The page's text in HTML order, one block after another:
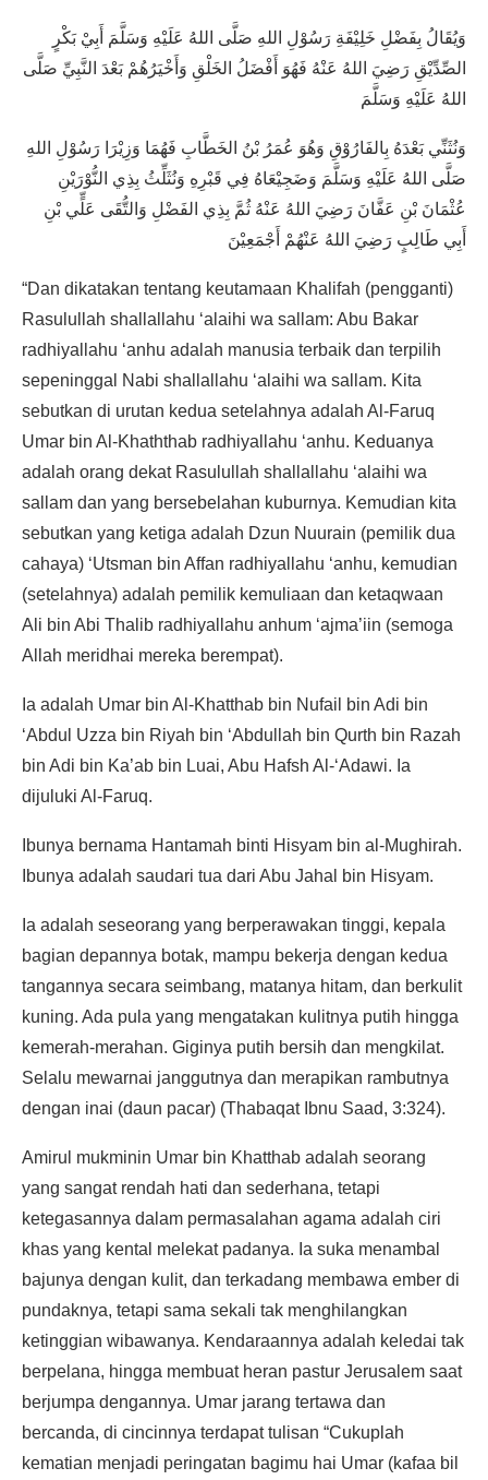
وَيُقَالُ بِفَضْلِ خَلِيْفَةِ رَسُوْلِ اللهِ صَلَّى اللهُ عَلَيْهِ وَسَلَّمَ أَبِيْ بَكْرٍ
الصِّدِّيْقِ رَضِيَ اللهُ عَنْهُ فَهُوَ أَفْضَلُ الخَلْقِ وَأَخْيَرُهُمْ بَعْدَ النَّبِيِّ صَلَّى
اللهُ عَلَيْهِ وَسَلَّمَ
وَنُثَنِّي بَعْدَهُ بِالفَارُوْقِ وَهُوَ عُمَرُ بْنُ الخَطَّابِ فَهُمَا وَزِيْرَا رَسُوْلِ اللهِ
صَلَّى اللهُ عَلَيْهِ وَسَلَّمَ وَضَجِيْعَاهُ فِي قَبْرِهِ وَنُثَلِّثُ بِذِي النُّوْرَيْنِ
عُثْمَانَ بْنِ عَفَّانَ رَضِيَ اللهُ عَنْهُ ثُمَّ بِذِي الفَضْلِ وَالتُّقَى عَلٍّي بْنِ
أَبِي طَالِبٍ رَضِيَ اللهُ عَنْهُمْ أَجْمَعِيْنَ
“Dan dikatakan tentang keutamaan Khalifah (pengganti)
Rasulullah shallallahu ‘alaihi wa sallam: Abu Bakar
radhiyallahu ‘anhu adalah manusia terbaik dan terpilih
sepeninggal Nabi shallallahu ‘alaihi wa sallam. Kita
sebutkan di urutan kedua setelahnya adalah Al-Faruq
Umar bin Al-Khaththab radhiyallahu ‘anhu. Keduanya
adalah orang dekat Rasulullah shallallahu ‘alaihi wa
sallam dan yang bersebelahan kuburnya. Kemudian kita
sebutkan yang ketiga adalah Dzun Nuurain (pemilik dua
cahaya) ‘Utsman bin Affan radhiyallahu ‘anhu, kemudian
(setelahnya) adalah pemilik kemuliaan dan ketaqwaan
Ali bin Abi Thalib radhiyallahu anhum ‘ajma’iin (semoga
Allah meridhai mereka berempat).
Ia adalah Umar bin Al-Khatthab bin Nufail bin Adi bin
‘Abdul Uzza bin Riyah bin ‘Abdullah bin Qurth bin Razah
bin Adi bin Ka’ab bin Luai, Abu Hafsh Al-‘Adawi. Ia
dijuluki Al-Faruq.
Ibunya bernama Hantamah binti Hisyam bin al-Mughirah.
Ibunya adalah saudari tua dari Abu Jahal bin Hisyam.
Ia adalah seseorang yang berperawakan tinggi, kepala
bagian depannya botak, mampu bekerja dengan kedua
tangannya secara seimbang, matanya hitam, dan berkulit
kuning. Ada pula yang mengatakan kulitnya putih hingga
kemerah-merahan. Giginya putih bersih dan mengkilat.
Selalu mewarnai janggutnya dan merapikan rambutnya
dengan inai (daun pacar) (Thabaqat Ibnu Saad, 3:324).
Amirul mukminin Umar bin Khatthab adalah seorang
yang sangat rendah hati dan sederhana, tetapi
ketegasannya dalam permasalahan agama adalah ciri
khas yang kental melekat padanya. Ia suka menambal
bajunya dengan kulit, dan terkadang membawa ember di
pundaknya, tetapi sama sekali tak menghilangkan
ketinggian wibawanya. Kendaraannya adalah keledai tak
berpelana, hingga membuat heran pastur Jerusalem saat
berjumpa dengannya. Umar jarang tertawa dan
bercanda, di cincinnya terdapat tulisan “Cukuplah
kematian menjadi peringatan bagimu hai Umar (kafaa bil